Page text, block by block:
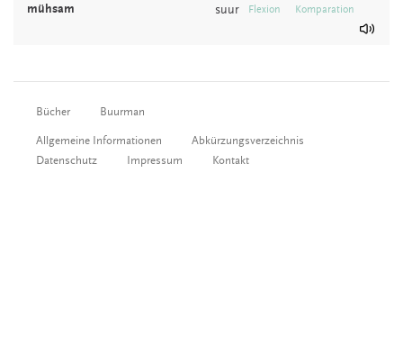
mühsam suur Flexion Komparation
Bücher Buurman
Allgemeine Informationen
Abkürzungsverzeichnis
Datenschutz
Impressum Kontakt